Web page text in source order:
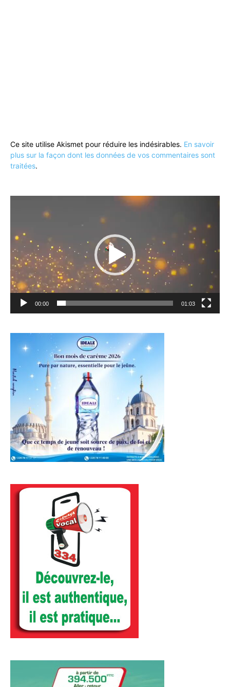
Ce site utilise Akismet pour réduire les indésirables. En savoir
plus sur la façon dont les données de vos commentaires sont
traitées.
00:00 01:03